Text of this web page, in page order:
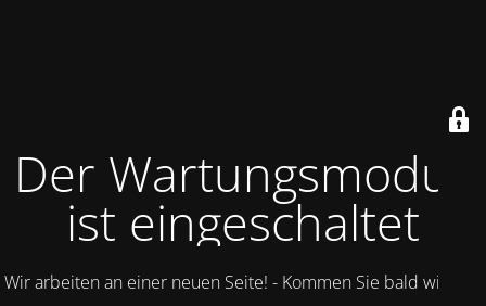
Der Wartungsmodus
ist eingeschaltet
Wir arbeiten an einer neuen Seite! - Kommen Sie bald wieder.